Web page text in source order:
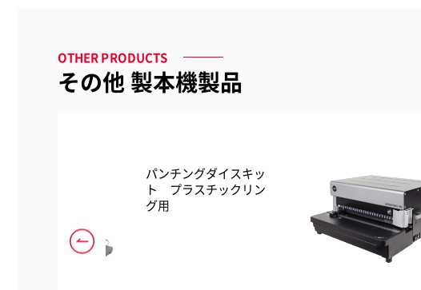
OTHER PRODUCTS
その他 製本機製品
パンチングダイスキッ
ト プラスチックリン
グ用